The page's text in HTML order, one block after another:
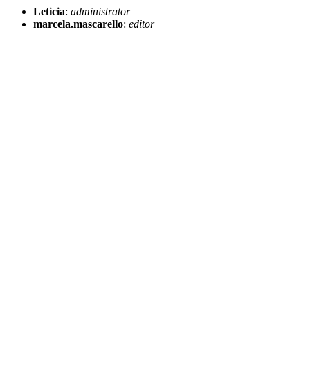
Leticia: administrator
marcela.mascarello: editor